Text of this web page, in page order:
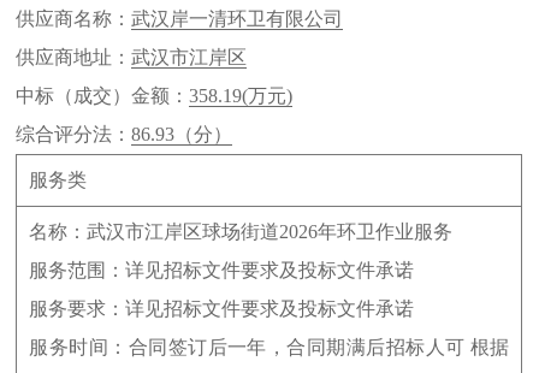
供应商名称：武汉岸一清环卫有限公司
供应商地址：武汉市江岸区
中标（成交）金额：358.19(万元)
综合评分法：86.93（分）
服务类
名称：武汉市江岸区球场街道2026年环卫作业服务
服务范围：详见招标文件要求及投标文件承诺
服务要求：详见招标文件要求及投标文件承诺
服务时间：合同签订后一年，合同期满后招标人可 根据